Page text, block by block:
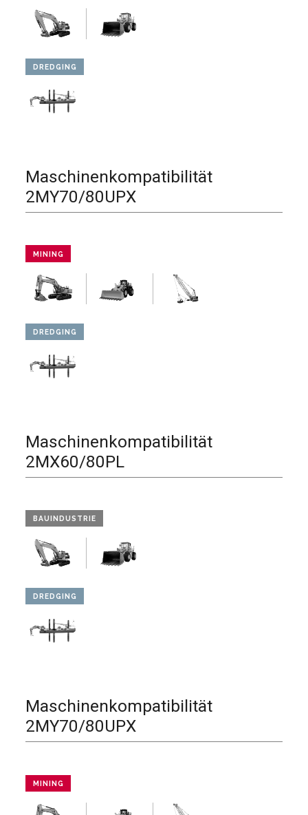
DREDGING
Maschinenkompatibilität
2MY70/80UPX
MINING
DREDGING
Maschinenkompatibilität
2MX60/80PL
BAUINDUSTRIE
DREDGING
Maschinenkompatibilität
2MY70/80UPX
MINING